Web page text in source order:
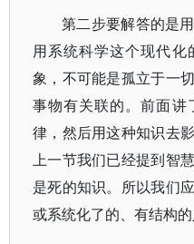
第二步要解答的是
用系统科学这个现代
象，不可能是孤立于一
事物有关联的。前面讲
律，然后用这种知识去
上一节我们已经提到智
是死的知识。所以我们
或系统化了的、有结构的